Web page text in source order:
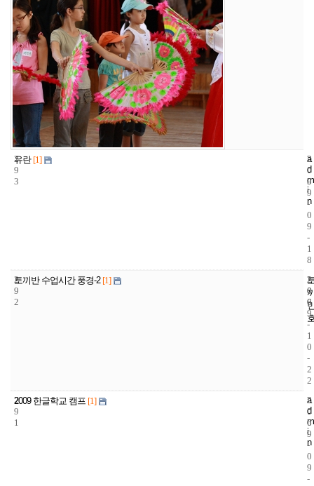
2
9
3
유란 [1]
a
d
m
i
n
2
0
9
2
0
0
9
-
0
9
-
1
8
2
9
2
토끼반 수업시간 풍경-2 [1]
2
0
6
2
0
0
9
-
1
0
-
2
2
2
9
1
2009 한글학교 캠프 [1]
a
d
m
i
n
2
0
6
2
0
0
9
-
0
9
-